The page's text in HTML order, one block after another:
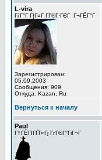
L-vira
ГѓГ°Г Г¦Г¤Г Г­Г®Г·ГЄГ Г¬ГЁГ°Г
Зарегистрирован:
05.09.2003
Сообщения: 909
Откуда: Kazan, Ru
Вернуться к началу
Paul
Г†ГЁГІГҐГ«Гј ГґГ®Г°ГіГ¬Г